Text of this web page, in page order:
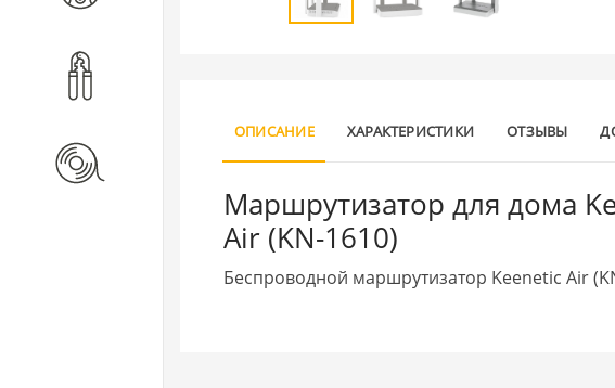
Расходные материалы
ОПИСАНИЕ ХАРАКТЕРИСТИКИ ОТЗЫВЫ
Маршрутизатор для дома
Air (KN-1610)
Беспроводной маршрутизатор Keenetic Air